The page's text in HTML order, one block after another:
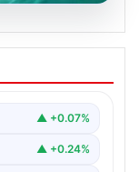
patladı,
▲ +0.07%
▲ +0.24%